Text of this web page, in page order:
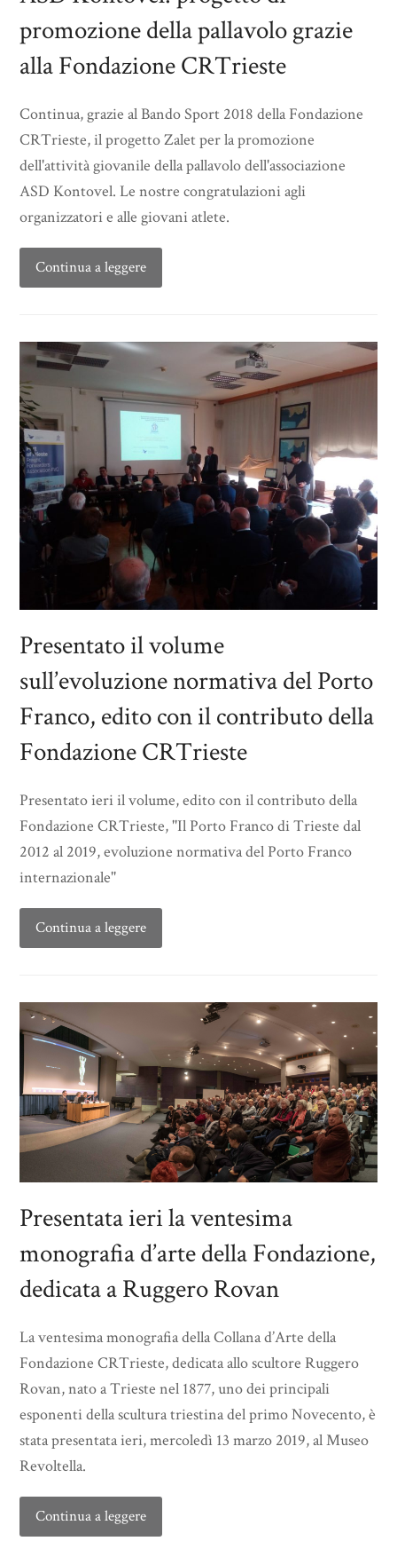
promozione della pallavolo grazie
alla Fondazione CRTrieste
Continua, grazie al Bando Sport 2018 della Fondazione
CRTrieste, il progetto Zalet per la promozione
dell'attività giovanile della pallavolo dell'associazione
ASD Kontovel. Le nostre congratulazioni agli
organizzatori e alle giovani atlete.
Continua a leggere
Presentato il volume
sull’evoluzione normativa del Porto
Franco, edito con il contributo della
Fondazione CRTrieste
Presentato ieri il volume, edito con il contributo della
Fondazione CRTrieste, ''Il Porto Franco di Trieste dal
2012 al 2019, evoluzione normativa del Porto Franco
internazionale''
Continua a leggere
Presentata ieri la ventesima
monografia d’arte della Fondazione,
dedicata a Ruggero Rovan
La ventesima monografia della Collana d’Arte della
Fondazione CRTrieste, dedicata allo scultore Ruggero
Rovan, nato a Trieste nel 1877, uno dei principali
esponenti della scultura triestina del primo Novecento, è
stata presentata ieri, mercoledì 13 marzo 2019, al Museo
Revoltella.
Continua a leggere